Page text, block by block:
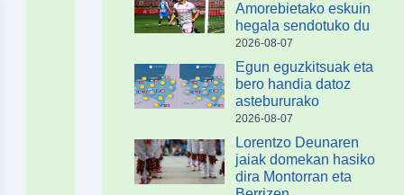
Amorebietako eskuin
hegala sendotuko du
2026-08-07
Egun eguzkitsuak eta
bero handia datoz
astebururako
2026-08-07
Lorentzo Deunaren
jaiak domekan hasiko
dira Montorran eta